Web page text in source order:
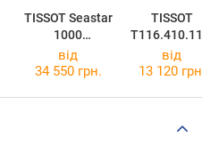
TISSOT Seastar
1000
Powermatic 80
T120.407.11.0
TISSOT
47.00
від
34 550 грн.
від
13 120